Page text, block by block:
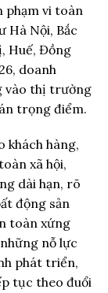
phạm vi toàn
Hà Nội, Bắc
Huế, Đồng
doanh
vào thị trường
trọng điểm.
khách hàng,
xã hội,
dài hạn, rõ
động sản
toàn xứng
nỗ lực
phát triển,
tục theo đuổi